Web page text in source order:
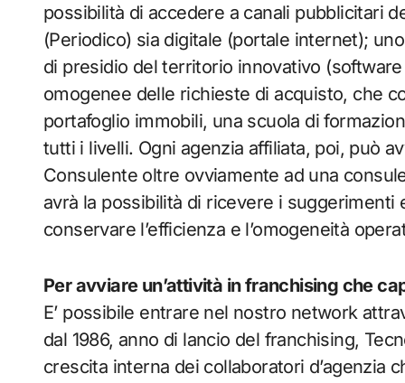
possibilità di accedere a canali pubblicitari
(Periodico) sia digitale (portale internet);
di presidio del territorio innovativo
omogenee delle richieste di acquisto, che
portafoglio immobili, una scuola di
tutti i livelli. Ogni agenzia affiliata, poi, può
Consulente oltre ovviamente ad una
avrà la possibilità di ricevere i
conservare l’efficienza e l’omogeneità
Per avviare un’attività in franchising che
E’ possibile entrare nel nostro network
dal 1986, anno di lancio del franchising,
crescita interna dei collaboratori d’agenzia